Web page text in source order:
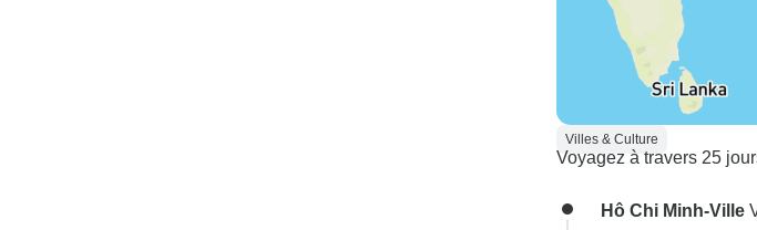
Villes & Culture
Voyagez à travers 25
Hô Chi Minh-Ville